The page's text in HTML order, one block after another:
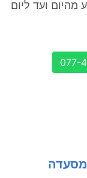
מהיום ועד ליום